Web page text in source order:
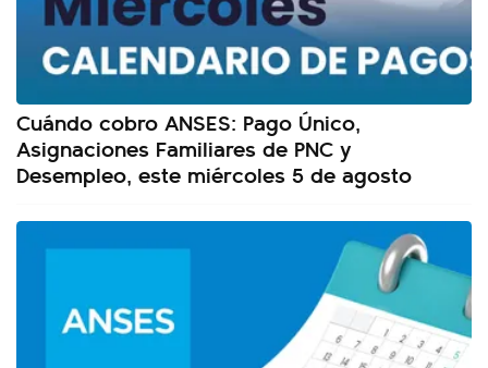
Cuándo cobro ANSES: Pago Único,
Asignaciones Familiares de PNC y
Desempleo, este miércoles 5 de agosto